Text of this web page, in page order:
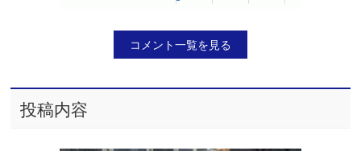
コメント一覧を見る
投稿内容